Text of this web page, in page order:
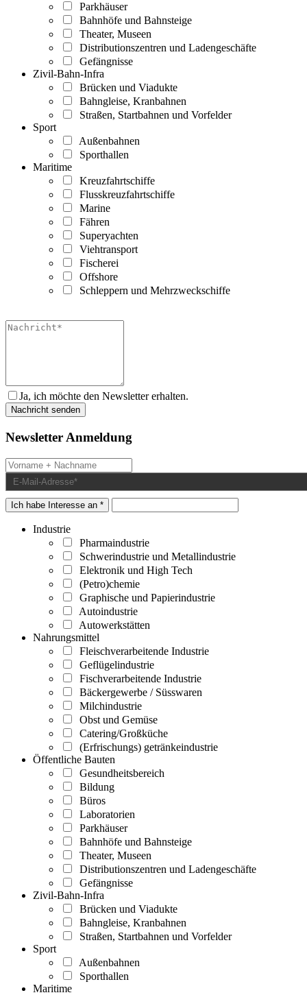
Parkhäuser
Bahnhöfe und Bahnsteige
Theater, Museen
Distributionszentren und Ladengeschäfte
Gefängnisse
Zivil-Bahn-Infra
Brücken und Viadukte
Bahngleise, Kranbahnen
Straßen, Startbahnen und Vorfelder
Sport
Außenbahnen
Sporthallen
Maritime
Kreuzfahrtschiffe
Flusskreuzfahrtschiffe
Marine
Fähren
Superyachten
Viehtransport
Fischerei
Offshore
Schleppern und Mehrzweckschiffe
Ja, ich möchte den Newsletter erhalten.
Newsletter Anmeldung
Ich habe Interesse an *
Industrie
Pharmaindustrie
Schwerindustrie und Metallindustrie
Elektronik und High Tech
(Petro)chemie
Graphische und Papierindustrie
Autoindustrie
Autowerkstätten
Nahrungsmittel
Fleischverarbeitende Industrie
Geflügelindustrie
Fischverarbeitende Industrie
Bäckergewerbe / Süsswaren
Milchindustrie
Obst und Gemüse
Catering/Großküche
(Erfrischungs) getränkeindustrie
Öffentliche Bauten
Gesundheitsbereich
Bildung
Büros
Laboratorien
Parkhäuser
Bahnhöfe und Bahnsteige
Theater, Museen
Distributionszentren und Ladengeschäfte
Gefängnisse
Zivil-Bahn-Infra
Brücken und Viadukte
Bahngleise, Kranbahnen
Straßen, Startbahnen und Vorfelder
Sport
Außenbahnen
Sporthallen
Maritime